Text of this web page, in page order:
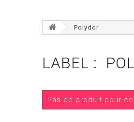
Polydor
LABEL :
Pas de produit pour ce